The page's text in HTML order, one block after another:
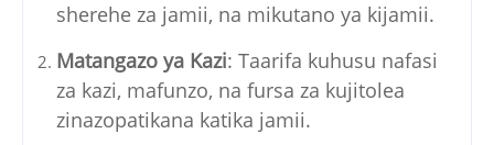
sherehe za jamii, na mikutano ya kijamii.
Matangazo ya Kazi: Taarifa kuhusu nafasi
za kazi, mafunzo, na fursa za kujitolea
zinazopatikana katika jamii.